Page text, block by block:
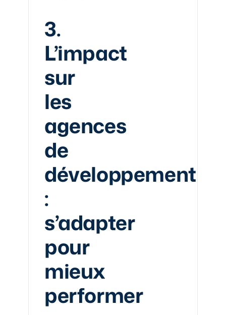
3.
L’impact
sur
les
agences
de
développement
:
s’adapter
pour
mieux
performer